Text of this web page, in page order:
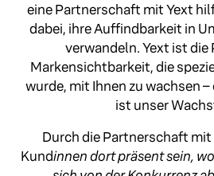
eine Partnerschaft mit Yext
dabei, ihre Auffindbarkeit in
verwandeln. Yext ist
Markensichtbarkeit, die
wurde, mit Ihnen zu wachsen
ist unser
Durch die Partnerschaft mit
Kundinnen dort präsent sein,